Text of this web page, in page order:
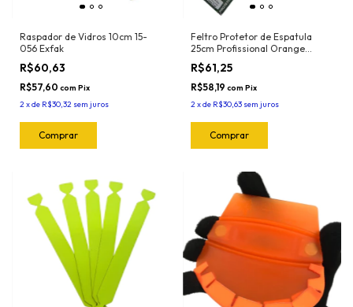
Raspador de Vidros 10cm 15-
056 Exfak
R$60,63
R$57,60 com Pix
2xde R$30,32 sem juros
Feltro Protetor de Espatula
25cm Profissional Orange
(5und) 1025.O Joker
R$61,25
R$58,19 com Pix
2xde R$30,63 sem juros